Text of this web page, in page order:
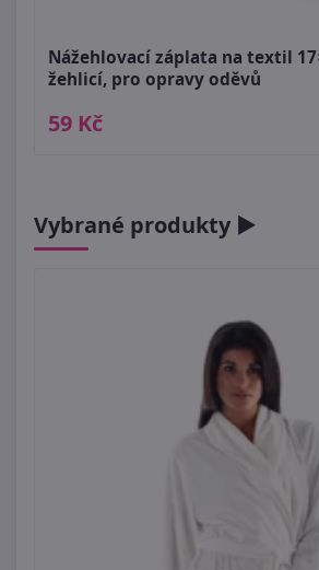
Nážehlovací záplata na textil
žehlicí, pro opravy oděvů
59 Kč
Vybrané produkty ►